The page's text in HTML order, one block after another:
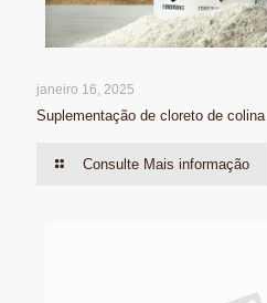
janeiro 16, 2025
Suplementação de cloreto de
Consulte Mais informação